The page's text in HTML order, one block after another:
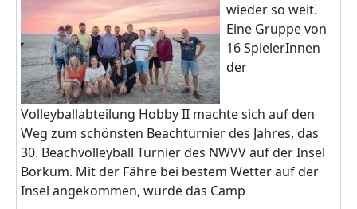
wieder so weit.
Eine Gruppe von
16 SpielerInnen
der
Volleyballabteilung Hobby II machte sich auf den
Weg zum schönsten Beachturnier des Jahres, das
30. Beachvolleyball Turnier des NWVV auf der Insel
Borkum. Mit der Fähre bei bestem Wetter auf der
Insel angekommen, wurde das Camp